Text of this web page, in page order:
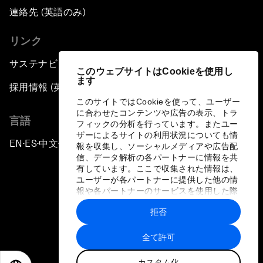
このウェブサイトはCookieを使用し
ます
このサイトではCookieを使って、ユーザー
に合わせたコンテンツや広告の表示、トラ
フィックの分析を行っています。またユー
ザーによるサイトの利用状況についても情
報を収集し、ソーシャルメディアや広告配
信、データ解析の各パートナーに情報を共
有しています。ここで収集された情報は、
ユーザーが各パートナーに提供した他の情
報や各パートナーのサービスを使用した際
に収集された情報と組み合わされ、各パー
トナーによって使用されることがありま
す。
全て許可
拒否
連絡先 (英語のみ)
リンク
サステナビリティへの取り組み
採用情報 (英語のみ)
言語
EN ▪ES▪中文▪ 日本語
プライバシーポリシーと利用規約
サイトマップ